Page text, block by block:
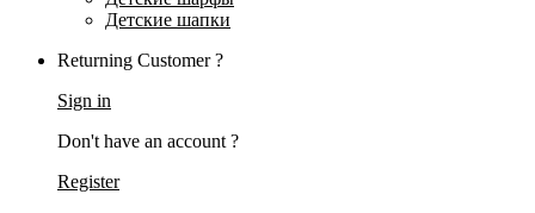
Детские шапки
Returning Customer ?
Sign in
Don't have an account ?
Register